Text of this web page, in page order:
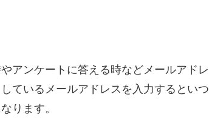
アンケートに答える時などメールアドレ
ているメールアドレスを入力するといつ
ります。